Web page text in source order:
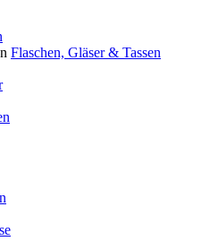
Flaschen, Gläser & Tassen